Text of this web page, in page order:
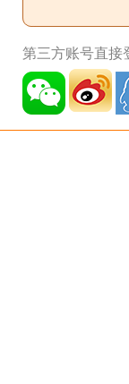
第三方账号直接